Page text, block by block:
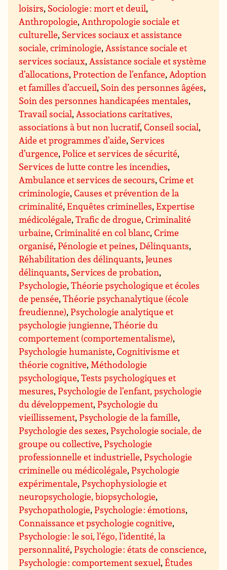
loisirs, Sociologie : mort et deuil,
Anthropologie,Anthropologie sociale et
culturelle, Services sociaux et assistance
sociale, criminologie,Assistance sociale et
services sociaux,Assistance sociale et système
d’allocations,Protection de l’enfance,Adoption
et familles d’accueil, Soin des personnes âgées,
Soin des personnes handicapées mentales,
Travail social,Associations caritatives,
associations à but non lucratif,Conseil social,
Aide et programmes d’aide, Services
d’urgence,Police et services de sécurité,
Services de lutte contre les incendies,
Ambulance et services de secours,Crime et
criminologie,Causes et prévention de la
criminalité,Enquêtes criminelles,Expertise
médicolégale,Trafic de drogue,Criminalité
urbaine,Criminalité en col blanc,Crime
organisé,Pénologie et peines,Délinquants,
Réhabilitation des délinquants,Jeunes
délinquants, Services de probation,
Psychologie,Théorie psychologique et écoles
de pensée,Théorie psychanalytique (école
freudienne),Psychologie analytique et
psychologie jungienne,Théorie du
comportement (comportementalisme),
Psychologie humaniste,Cognitivisme et
théorie cognitive,Méthodologie
psychologique,Tests psychologiques et
mesures,Psychologie de l’enfant, psychologie
du développement,Psychologie du
vieillissement,Psychologie de la famille,
Psychologie des sexes,Psychologie sociale, de
groupe ou collective,Psychologie
professionnelle et industrielle,Psychologie
criminelle ou médicolégale,Psychologie
expérimentale,Psychophysiologie et
neuropsychologie, biopsychologie,
Psychopathologie,Psychologie : émotions,
Connaissance et psychologie cognitive,
Psychologie : le soi, l’égo, l’identité, la
personnalité,Psychologie : états de conscience,
Psychologie : comportement sexuel,Études